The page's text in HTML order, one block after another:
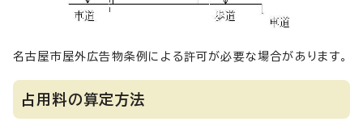
名古屋市屋外広告物条例による許可が必要な場合があります。
占用料の算定方法